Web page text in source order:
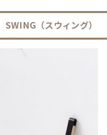
SWING（スウィング）